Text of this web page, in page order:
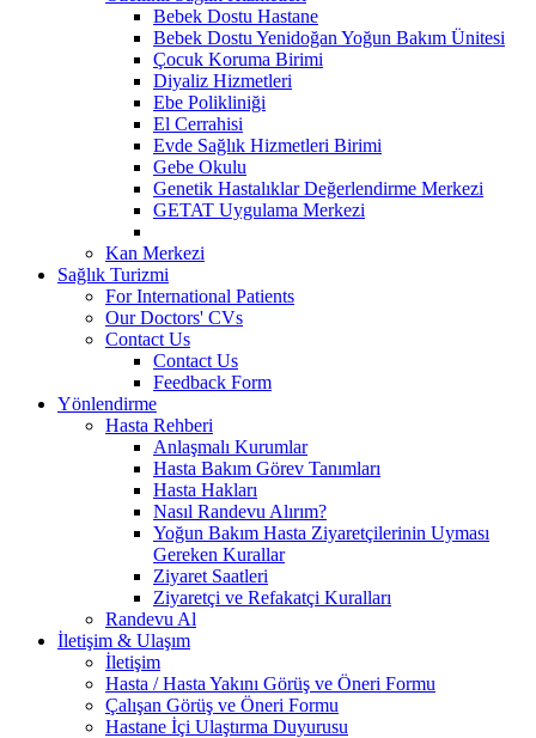
Bebek Dostu Hastane
Bebek Dostu Yenidoğan Yoğun Bakım Ünitesi
Çocuk Koruma Birimi
Diyaliz Hizmetleri
Ebe Polikliniği
El Cerrahisi
Evde Sağlık Hizmetleri Birimi
Gebe Okulu
Genetik Hastalıklar Değerlendirme Merkezi
GETAT Uygulama Merkezi
Kan Merkezi
Sağlık Turizmi
For International Patients
Our Doctors' CVs
Contact Us
Contact Us
Feedback Form
Yönlendirme
Hasta Rehberi
Anlaşmalı Kurumlar
Hasta Bakım Görev Tanımları
Hasta Hakları
Nasıl Randevu Alırım?
Yoğun Bakım Hasta Ziyaretçilerinin Uyması
Gereken Kurallar
Ziyaret Saatleri
Ziyaretçi ve Refakatçi Kuralları
Randevu Al
İletişim & Ulaşım
İletişim
Hasta / Hasta Yakını Görüş ve Öneri Formu
Çalışan Görüş ve Öneri Formu
Hastane İçi Ulaştırma Duyurusu